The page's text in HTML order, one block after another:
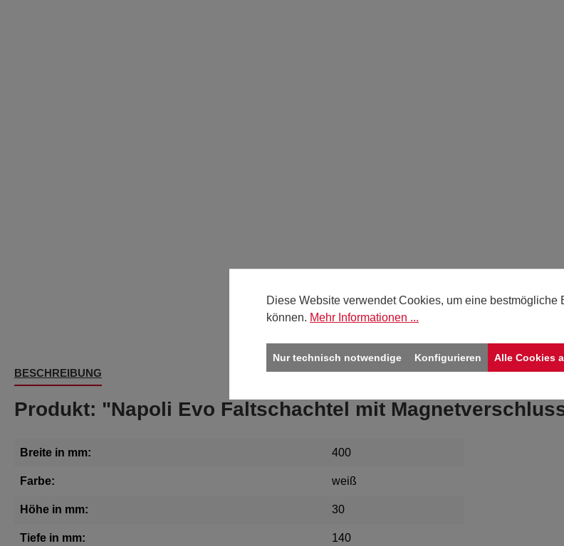
BESCHREIBUNG
Produkt: "Napoli Evo Faltschachtel mit
Breite in mm: 400
Farbe: weiß
Höhe in mm: 30
Tiefe in mm: 140
Diese Website verwendet Cookies, um eine bestmögliche
können. Mehr Informationen ...
Nur technisch notwendige Konfigurieren Alle Cookies